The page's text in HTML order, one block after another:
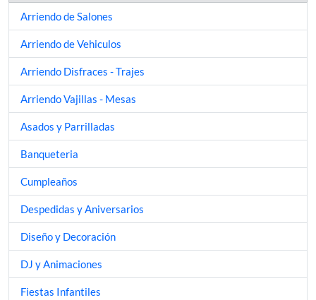
Arriendo de Salones
Arriendo de Vehiculos
Arriendo Disfraces - Trajes
Arriendo Vajillas - Mesas
Asados y Parrilladas
Banqueteria
Cumpleaños
Despedidas y Aniversarios
Diseño y Decoración
DJ y Animaciones
Fiestas Infantiles